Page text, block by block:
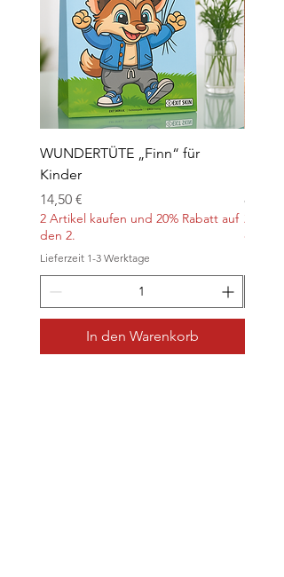
WUNDERTÜTE „Finn“ für
Kinder
Preis
14,50 €
2 Artikel kaufen und 20% Rabatt auf
den 2.
Lieferzeit 1-3 Werktage
In den Warenkorb
Preis
8,90 €
2
den 2.